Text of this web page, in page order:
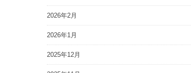
2026年2月
2026年1月
2025年12月